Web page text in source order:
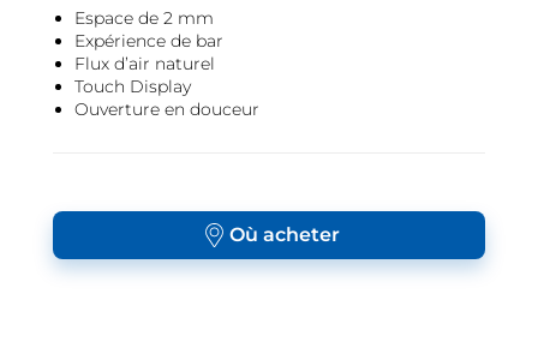
Espace de 2 mm
Expérience de bar
Flux d’air naturel
Touch Display
Ouverture en douceur
Où acheter